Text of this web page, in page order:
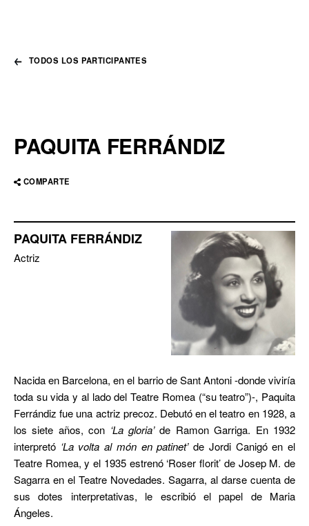
TODOS LOS PARTICIPANTES
PAQUITA FERRÁNDIZ
COMPARTE
PAQUITA FERRÁNDIZ
Actriz
Nacida en Barcelona, en el barrio de Sant Antoni -donde viviría
toda su vida y al lado del Teatre Romea (“su teatro”)-, Paquita
Ferrándiz fue una actriz precoz. Debutó en el teatro en 1928, a
los siete años, con ‘La gloria’de Ramon Garriga. En 1932
interpretó ‘La volta al món en patinet’de Jordi Canigó en el
Teatre Romea, y el 1935 estrenó ‘Roser florit’ de Josep M. de
Sagarra en el Teatre Novedades. Sagarra, al darse cuenta de
sus dotes interpretativas, le escribió el papel de Maria
Ángeles.